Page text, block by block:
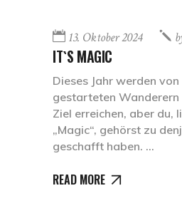
13. Oktober 2024
IT`S MAGIC
Dieses Jahr werden
gestarteten Wanderern
Ziel erreichen, aber du,
„Magic“, gehörst zu
geschafft haben.
READ MORE